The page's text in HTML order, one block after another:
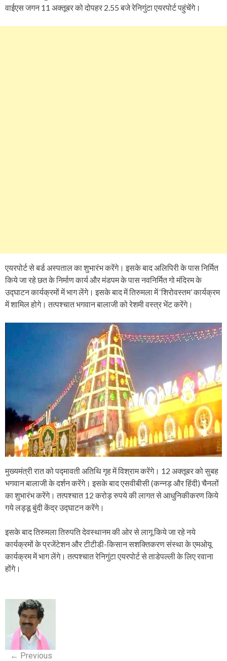
वाईएस जगन 11 अक्तूबर को दोपहर 2.55 बजे रेनिगुंटा एयरपोर्ट पहुंचेंगे।
एयरपोर्ट से बर्ड अस्पताल का शुभारंभ करेंगे। इसके बाद अलिपिरी के पास निर्मित
किये जा रहे छत के निर्माण कार्य और मंडपम के पास नवनिर्मित गो मंदिरम के
उद्घाटन कार्यक्रमों में भाग लेंगे। इसके बाद में तिरुमला में ‘शिरोवस्तम’ कार्यक्रम
में शामिल होगे। तत्पश्चात भगवान बालाजी को रेशमी वस्त्र भेंट करेंगे।
मुख्यमंत्री रात को पद्मावती अतिथि गृह में विश्राम करेंगे। 12 अक्तूबर को सुबह
भगवान बालाजी के दर्शन करेंगे। इसके बाद एसवीबीसी (कन्नड़ और हिंदी) चैनलों
का शुभारंभ करेंगे। तत्पश्चात 12 करोड़ रुपये की लागत से आधुनिकीकरण किये
गये लड्डू बुंदी केंद्र उद्घाटन करेंगे।
इसके बाद तिरुमला तिरुपति देवस्थानम की ओर से लागू किये जा रहे नये
कार्यक्रमों के प्रजेंटेशन और टीटीडी-किसान सशक्तिकरण संस्था के एमओयू
कार्यक्रम में भाग लेंगे। तत्पश्चात रेनिगुंटा एयरपोर्ट से ताडेपल्ली के लिए रवाना
होंगे।
← Previous